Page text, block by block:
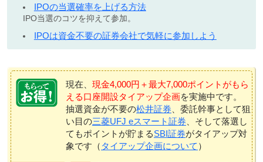
IPOの当選確率を上げる方法
IPO当選のコツを抑えて参加。
IPOは資金不要の証券会社で気軽に参加しよう
現在、 現金4,000円＋最大7,000ポイントがもら
える口座開設タイアップ企画を実施中です。
抽選資金が不要の松井証券 、委託幹事として狙
い目の三菱UFJ eスマート証券 、そして落選し
てもポイントが貯まるSBI証券がタイアップ対
象です（ タイアップ企画について ）